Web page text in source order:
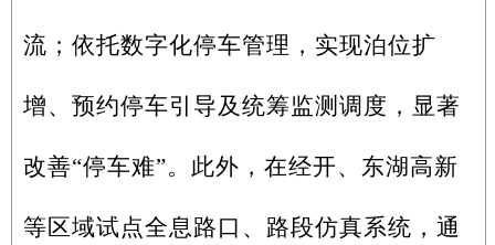
流；依托数字化停车管理，实现泊位扩
增、预约停车引导及统筹监测调度，显著
改善“停车难”。此外，在经开、东湖高新
等区域试点全息路口、路段仿真系统，通